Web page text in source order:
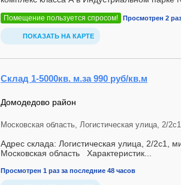
Помещение пользуется спросом! Просмотрен 2
ПОКАЗАТЬ НА КАРТЕ
Склад 1-5000кв. м.за 990 руб/кв.м
Домодедово район
Московская область, Логистическая улица, 2/
Адрес склада: Логистическая улица, 2/2с1,
Московская область Характеристик...
Просмотрен 1 раз за последние 48 часов